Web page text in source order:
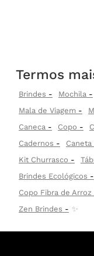
Termos
Brindes Mochila
Mala de Viagem
Caneca
Copo
Cadernos
Caneta
Kit Churrasco
Brindes Ecológicos
Copo Fibra de Arroz
Zen Brindes
✨